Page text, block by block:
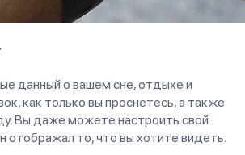
данный о вашем сне, отдыхе и
как только вы проснетесь, а также
Вы даже можете настроить свой
отображал то, что вы хотите видеть.